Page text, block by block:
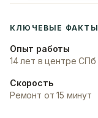
КЛЮЧЕВЫЕ ФАКТЫ
Опыт работы
14 лет в центре СПб
Скорость
Ремонт от 15 минут